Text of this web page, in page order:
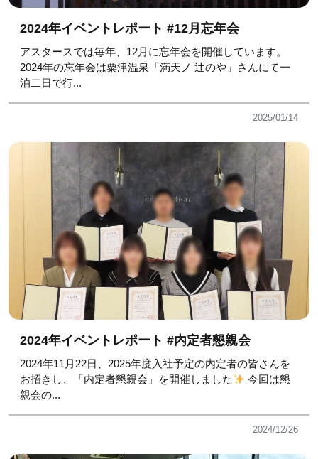
2024年イベントレポート #12月忘年会
アスタースでは毎年、12月に忘年会を開催しています。
2024年の忘年会は粟津温泉「満天ノ 辻のや」さんにて一
泊二日で行...
2025/01/14
2024年イベントレポート #内定者懇親会
2024年11月22日、2025年度入社予定の内定者の皆さんを
お招きし、「内定者懇親会」を開催しました
今回は懇
親会の...
2024/12/26